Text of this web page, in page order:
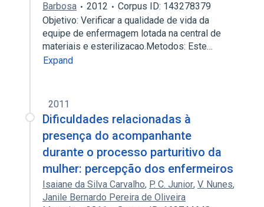
Barbosa
2012
Corpus ID: 143278379
Objetivo: Verificar a qualidade de vida da
equipe de enfermagem lotada na central de
materiais e esterilizacao.Metodos: Este…
Expand
2011
Dificuldades relacionadas à
presença do acompanhante
durante o processo parturitivo da
mulher: percepção dos enfermeiros
Isaiane da Silva Carvalho, P. C. Junior, V. Nunes,
Janile Bernardo Pereira de Oliveira